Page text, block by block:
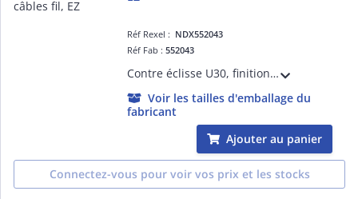
Réf Rexel : NDX552043
Réf Fab :552043
Contre éclisse U30, finition EZ. Pour virages ou assemblages droits de chemins de câbles fil.
Voir les tailles d'emballage du
fabricant
Ajouter au panier
Connectez-vous pour voir vos prix et les stocks